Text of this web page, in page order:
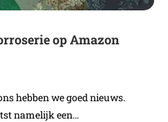
op Amazon
hebben we goed nieuws.
namelijk een…